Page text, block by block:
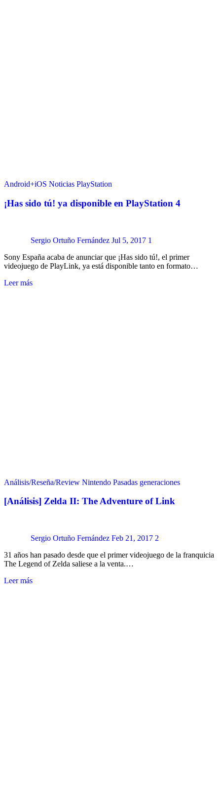
Android+iOS Noticias PlayStation
¡Has sido tú! ya disponible en PlayStation 4
Sergio Ortuño Fernández Jul 5, 2017 1
Sony España acaba de anunciar que ¡Has sido tú!, el primer
videojuego de PlayLink, ya está disponible tanto en formato…
Leer más
Análisis/Reseña/Review Nintendo Pasadas generaciones
[Análisis] Zelda II: The Adventure of Link
Sergio Ortuño Fernández Feb 21, 2017 2
31 años han pasado desde que el primer videojuego de la franquicia
The Legend of Zelda saliese a la venta.…
Leer más